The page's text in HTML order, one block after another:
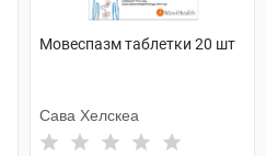
Мовеспазм таблетки 20 шт
Сава Хелскеа